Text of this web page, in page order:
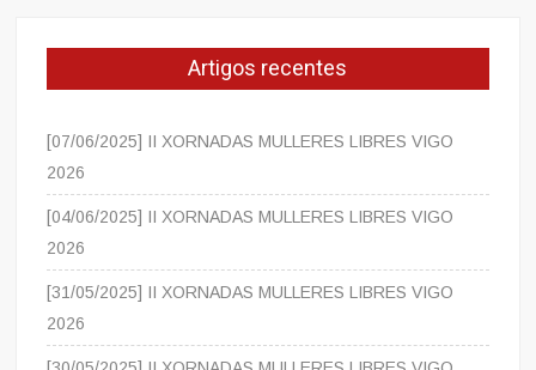
Artigos recentes
[07/06/2025] II XORNADAS MULLERES LIBRES VIGO
2026
[04/06/2025] II XORNADAS MULLERES LIBRES VIGO
2026
[31/05/2025] II XORNADAS MULLERES LIBRES VIGO
2026